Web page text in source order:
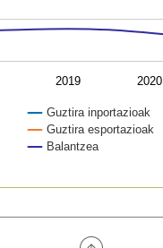
Guztira inportazioak
Guztira esportazioak
Balantzea
2019 2020